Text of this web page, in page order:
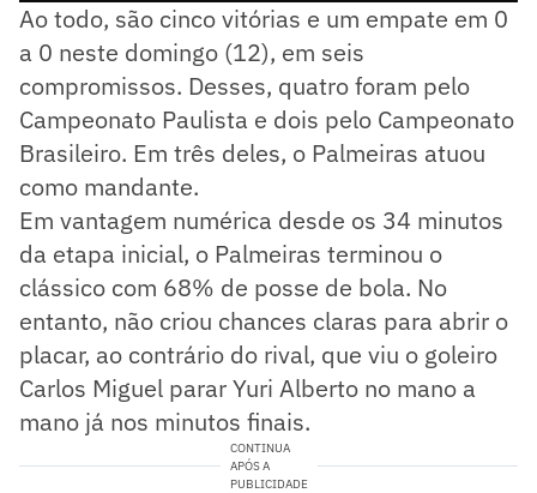
Ao todo, são cinco vitórias e um empate em 0
a 0 neste domingo (12), em seis
compromissos. Desses, quatro foram pelo
Campeonato Paulista e dois pelo Campeonato
Brasileiro. Em três deles, o Palmeiras atuou
como mandante.
Em vantagem numérica desde os 34 minutos
da etapa inicial, o Palmeiras terminou o
clássico com 68% de posse de bola. No
entanto, não criou chances claras para abrir o
placar, ao contrário do rival, que viu o goleiro
Carlos Miguel parar Yuri Alberto no mano a
mano já nos minutos finais.
CONTINUA
APÓS A
PUBLICIDADE